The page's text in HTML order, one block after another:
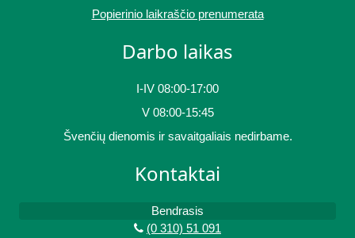
Popierinio laikraščio prenumerata
Darbo laikas
I-IV 08:00-17:00
V 08:00-15:45
Švenčių dienomis ir savaitgaliais nedirbame.
Kontaktai
Bendrasis
(0 310) 51 091